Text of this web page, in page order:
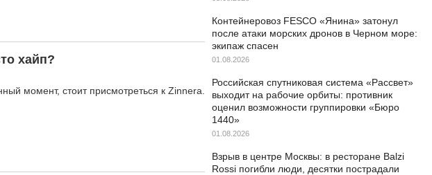
хайп?
момент, стоит присмотреться к Zinnera.
Контейнеровоз FESCO «Янина» затонул
после атаки морских дронов в Черном море:
экипаж спасен
01.08.2026
Российская спутниковая система «Рассвет»
выходит на рабочие орбиты: противник
оценил возможности группировки «Бюро
1440»
01.08.2026
Взрыв в центре Москвы: в ресторане Balzi
Rossi погибли люди, десятки пострадали